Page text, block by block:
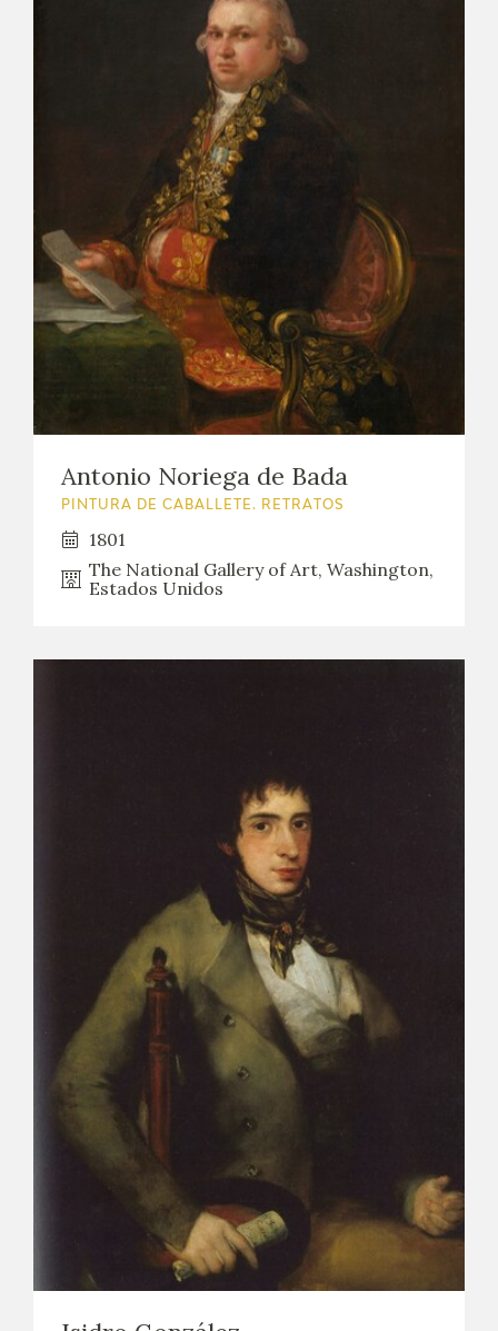
Antonio Noriega de Bada
PINTURA DE CABALLETE. RETRATOS
1801
The National Gallery of Art, Washington,
Estados Unidos